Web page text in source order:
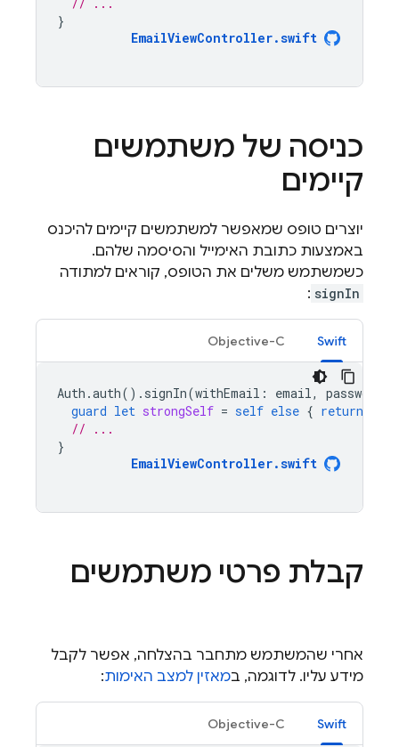
}
EmailViewController.swift
כניסה של משתמשים
קיימים
יוצרים טופס שמאפשר למשתמשים קיימים להיכנס
באמצעות כתובת האימייל והסיסמה שלהם.
כשמשתמש משלים את הטופס, קוראים למתודה
signIn
:
Swift
Objective-C
Auth .auth(). signIn(withEmail : email, password
guard let strongSelf = self else { return
// ...
}
EmailViewController.swift
קבלת פרטי משתמשים
אחרי שהמשתמש מתחבר בהצלחה, אפשר לקבל
מידע עליו. לדוגמה, במאזין למצב האימות:
Swift
Objective-C